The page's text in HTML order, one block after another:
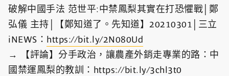
破解中國手法 范世平:中禁鳳梨其實在打恐懼戰│鄭
弘儀 主持│【鄭知道了。先知道】20210301│三立
iNEWS： https://bit.ly/2N080Ud​
→ 【評論】分手政治，讓農產外銷走專業的路：中
國禁運鳳梨的教訓： https://bit.ly/3chl3t0​